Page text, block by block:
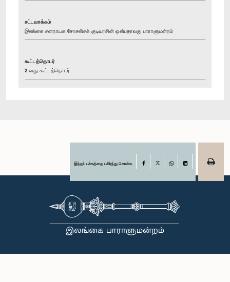
சட்டவாக்கம்
இலங்கை சனநாயக சோசலிசக் குடியரசின் ஒன்பதாவது பாராளுமன்றம்
கூட்டத்தொடர்
2 வது கூட்டத்தொடர்
இந்தப் பக்கத்தை பகிர்ந்து கொள்க Facebook